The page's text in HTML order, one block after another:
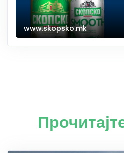
www.skopsko.mk